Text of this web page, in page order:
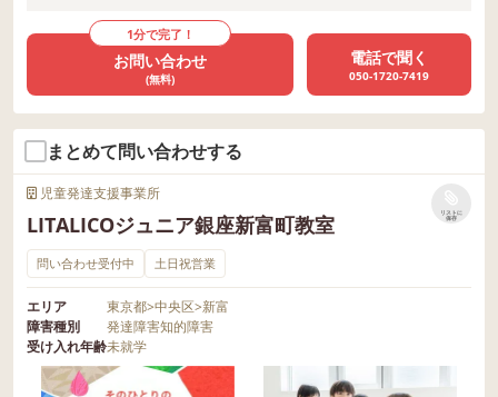
1分で完了！
お問い合わせ
(無料)
電話で聞く
050-1720-7419
まとめて問い合わせする
児童発達支援事業所
LITALICOジュニア銀座新富町教室
リストに
保存
問い合わせ受付中 土日祝営業
エリア 東京都>中央区>新富
障害種別
発達障害知的障害
受け入れ年齢未就学